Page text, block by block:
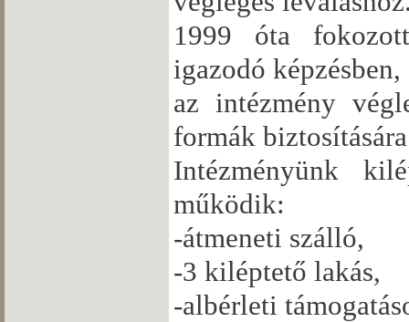
1999 óta
igazodó
az intézmény
formák
Intézményünk
működik:
-átmeneti szálló,
-3 kiléptető lakás,
-albérleti